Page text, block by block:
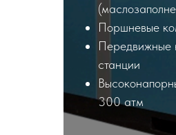
Поршневые
Передвижные
станции
300 атм